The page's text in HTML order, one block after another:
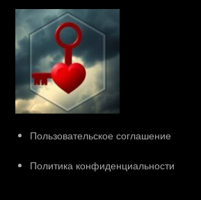
Пользовательское соглашение
Политика конфиденциальности